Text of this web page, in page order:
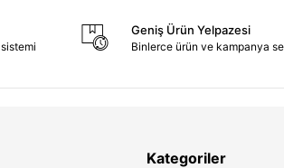
Geniş Ürün Yelpazesi
Binlerce ürün ve kampanya
Kategoriler